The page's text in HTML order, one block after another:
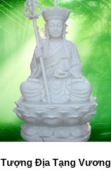
Tượng Địa Tạng Vương